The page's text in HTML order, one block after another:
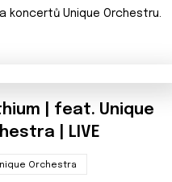
koncertů Unique Orchestru.
| feat. Unique
| LIVE
Orchestra